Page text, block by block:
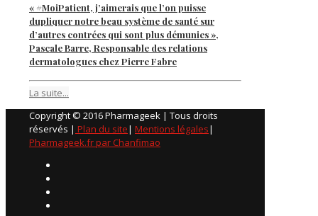
« #MoiPatient, j’aimerais que l’on puisse
dupliquer notre beau système de santé sur
d’autres contrées qui sont plus démunies »,
Pascale Barre, Responsable des relations
dermatologues chez Pierre Fabre
La suite...
Copyright © 2016 Pharmageek | Tous droits
réservés | Plan du site| Mentions légales|
Pharmageek.fr par Chanfimao